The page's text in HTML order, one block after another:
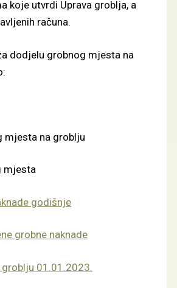
koje utvrdi Uprava groblja, a
računa.
dodjelu grobnog mjesta na
mjesta na groblju
mjesta
godišnje
grobne naknade
groblju 01.01.2023.